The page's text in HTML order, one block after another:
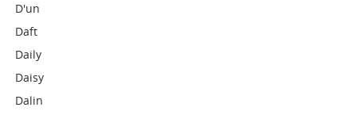
D'un
Daft
Daily
Daisy
Dalin